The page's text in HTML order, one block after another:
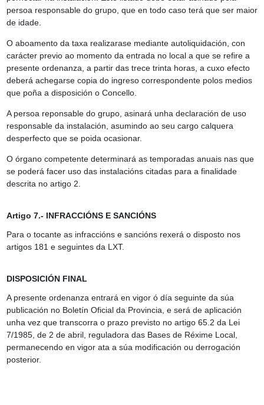
persoa responsable do grupo, que en todo caso terá que ser maior
de idade.
O aboamento da taxa realizarase mediante autoliquidación, con
carácter previo ao momento da entrada no local a que se refire a
presente ordenanza, a partir das trece trinta horas, a cuxo efecto
deberá achegarse copia do ingreso correspondente polos medios
que poña a disposición o Concello.
A persoa reponsable do grupo, asinará unha declaración de uso
responsable da instalación, asumindo ao seu cargo calquera
desperfecto que se poida ocasionar.
O órgano competente determinará as temporadas anuais nas que
se poderá facer uso das instalacións citadas para a finalidade
descrita no artigo 2.
Artigo 7.- INFRACCIÓNS E SANCIÓNS
Para o tocante as infraccións e sancións rexerá o disposto nos
artigos 181 e seguintes da LXT.
DISPOSICIÓN FINAL
A presente ordenanza entrará en vigor ó día seguinte da súa
publicación no Boletín Oficial da Provincia, e será de aplicación
unha vez que transcorra o prazo previsto no artigo 65.2 da Lei
7/1985, de 2 de abril, reguladora das Bases de Réxime Local,
permanecendo en vigor ata a súa modificación ou derrogación
posterior.